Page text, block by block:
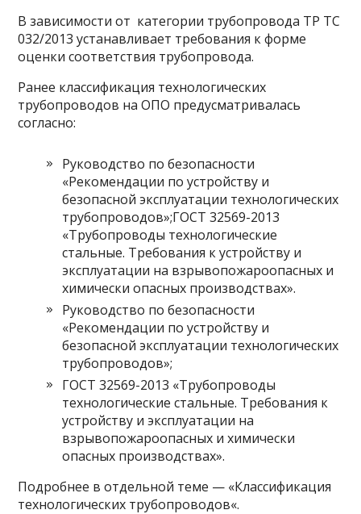
В зависимости от категории трубопровода ТР ТС
032/2013 устанавливает требования к форме
оценки соответствия трубопровода.
Ранее классификация технологических
трубопроводов на ОПО предусматривалась
согласно:
Руководство по безопасности
«Рекомендации по устройству и
безопасной эксплуатации технологических
трубопроводов»;ГОСТ 32569-2013
«Трубопроводы технологические
стальные. Требования к устройству и
эксплуатации на взрывопожароопасных и
химически опасных производствах».
Руководство по безопасности
«Рекомендации по устройству и
безопасной эксплуатации технологических
трубопроводов»;
ГОСТ 32569-2013 «Трубопроводы
технологические стальные. Требования к
устройству и эксплуатации на
взрывопожароопасных и химически
опасных производствах».
Подробнее в отдельной теме — «Классификация
технологических трубопроводов«.